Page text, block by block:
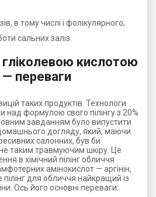
в тому числі і фолікулярного;
сальних заліз.
гліколевою кислотою
переваги
таких продуктів. Технологи
над формулою свого пілінгу з 20%
завданням було випустити
догляду, який, маючи
салонних, був би
таким травмуючим шкіру. Це
в хімічний пілінг обличчя
амінокислот — аргінін,
пілінг для обличчя найкращий із
Ось його основні переваги: